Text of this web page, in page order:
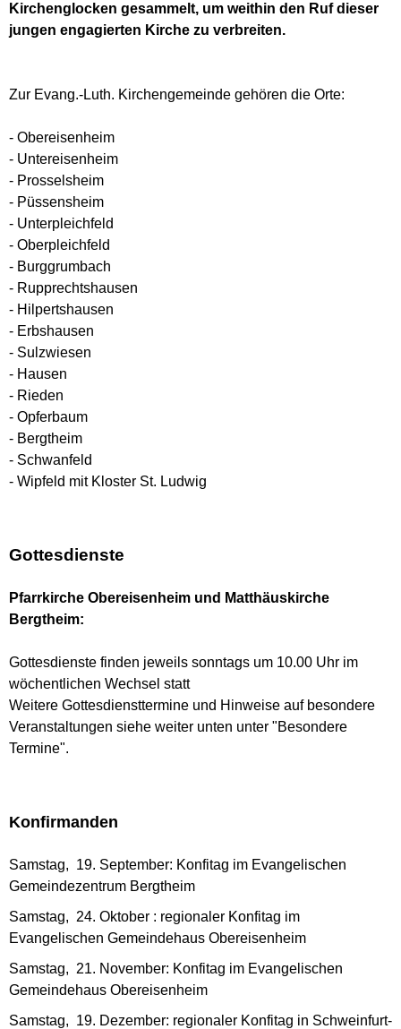
Kirchenglocken gesammelt, um weithin den Ruf dieser
jungen engagierten Kirche zu verbreiten.
Zur Evang.-Luth. Kirchengemeinde gehören die Orte:
- Obereisenheim
- Untereisenheim
- Prosselsheim
- Püssensheim
- Unterpleichfeld
- Oberpleichfeld
- Burggrumbach
- Rupprechtshausen
- Hilpertshausen
- Erbshausen
- Sulzwiesen
- Hausen
- Rieden
- Opferbaum
- Bergtheim
- Schwanfeld
- Wipfeld mit Kloster St. Ludwig
Gottesdienste
Pfarrkirche Obereisenheim und Matthäuskirche
Bergtheim:
Gottesdienste finden jeweils sonntags um 10.00 Uhr im
wöchentlichen Wechsel statt
Weitere Gottesdiensttermine und Hinweise auf besondere
Veranstaltungen siehe weiter unten unter "Besondere
Termine".
Konfirmanden
Samstag, 19. September: Konfitag im Evangelischen
Gemeindezentrum Bergtheim
Samstag, 24. Oktober : regionaler Konfitag im
Evangelischen Gemeindehaus Obereisenheim
Samstag, 21. November: Konfitag im Evangelischen
Gemeindehaus Obereisenheim
Samstag, 19. Dezember: regionaler Konfitag in Schweinfurt-